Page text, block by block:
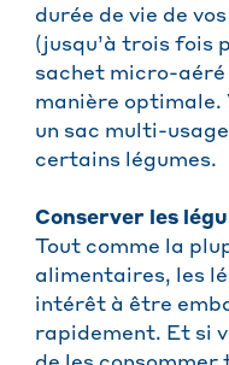
durée de vie de
(jusqu’à trois fois
sachet micro-aéré
manière optimale.
un sac multi-
certains légumes.
Conserver les
Tout comme la
alimentaires, les
intérêt à être
rapidement. Et si